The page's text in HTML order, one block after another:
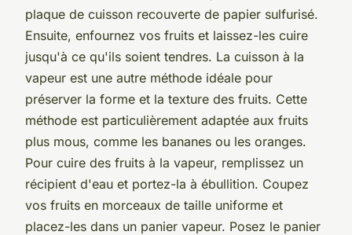
plaque de cuisson recouverte de papier sulfurisé.
Ensuite, enfournez vos fruits et laissez-les cuire
jusqu'à ce qu'ils soient tendres. La cuisson à la
vapeur est une autre méthode idéale pour
préserver la forme et la texture des fruits. Cette
méthode est particulièrement adaptée aux fruits
plus mous, comme les bananes ou les oranges.
Pour cuire des fruits à la vapeur, remplissez un
récipient d'eau et portez-la à ébullition. Coupez
vos fruits en morceaux de taille uniforme et
placez-les dans un panier vapeur. Posez le panier